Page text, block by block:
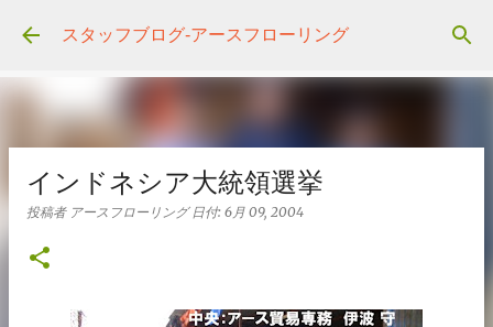
スキップしてメイン コンテンツに移動
スタッフブログ‐アースフローリング
インドネシア大統領選挙
投稿者 アースフローリング 日付: 6月 09, 2004